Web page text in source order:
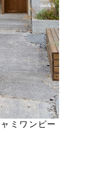
ミワンピー